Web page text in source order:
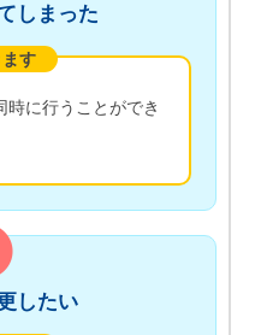
しまった
す
時に行うことができ
したい